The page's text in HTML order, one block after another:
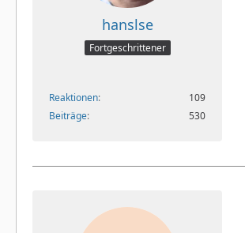
hanslse
Fortgeschrittener
Reaktionen
109
Beiträge
530